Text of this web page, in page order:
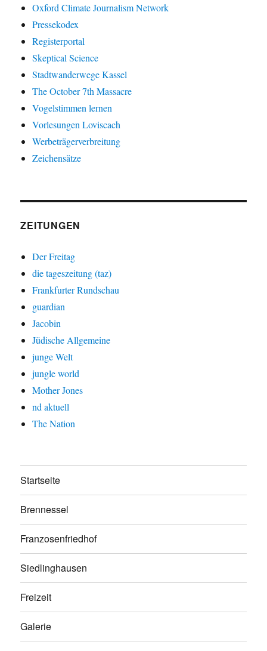
Oxford Climate Journalism Network
Pressekodex
Registerportal
Skeptical Science
Stadtwanderwege Kassel
The October 7th Massacre
Vogelstimmen lernen
Vorlesungen Loviscach
Werbeträgerverbreitung
Zeichensätze
ZEITUNGEN
Der Freitag
die tageszeitung (taz)
Frankfurter Rundschau
guardian
Jacobin
Jüdische Allgemeine
junge Welt
jungle world
Mother Jones
nd aktuell
The Nation
Startseite
Brennessel
Franzosenfriedhof
Siedlinghausen
Freizeit
Galerie